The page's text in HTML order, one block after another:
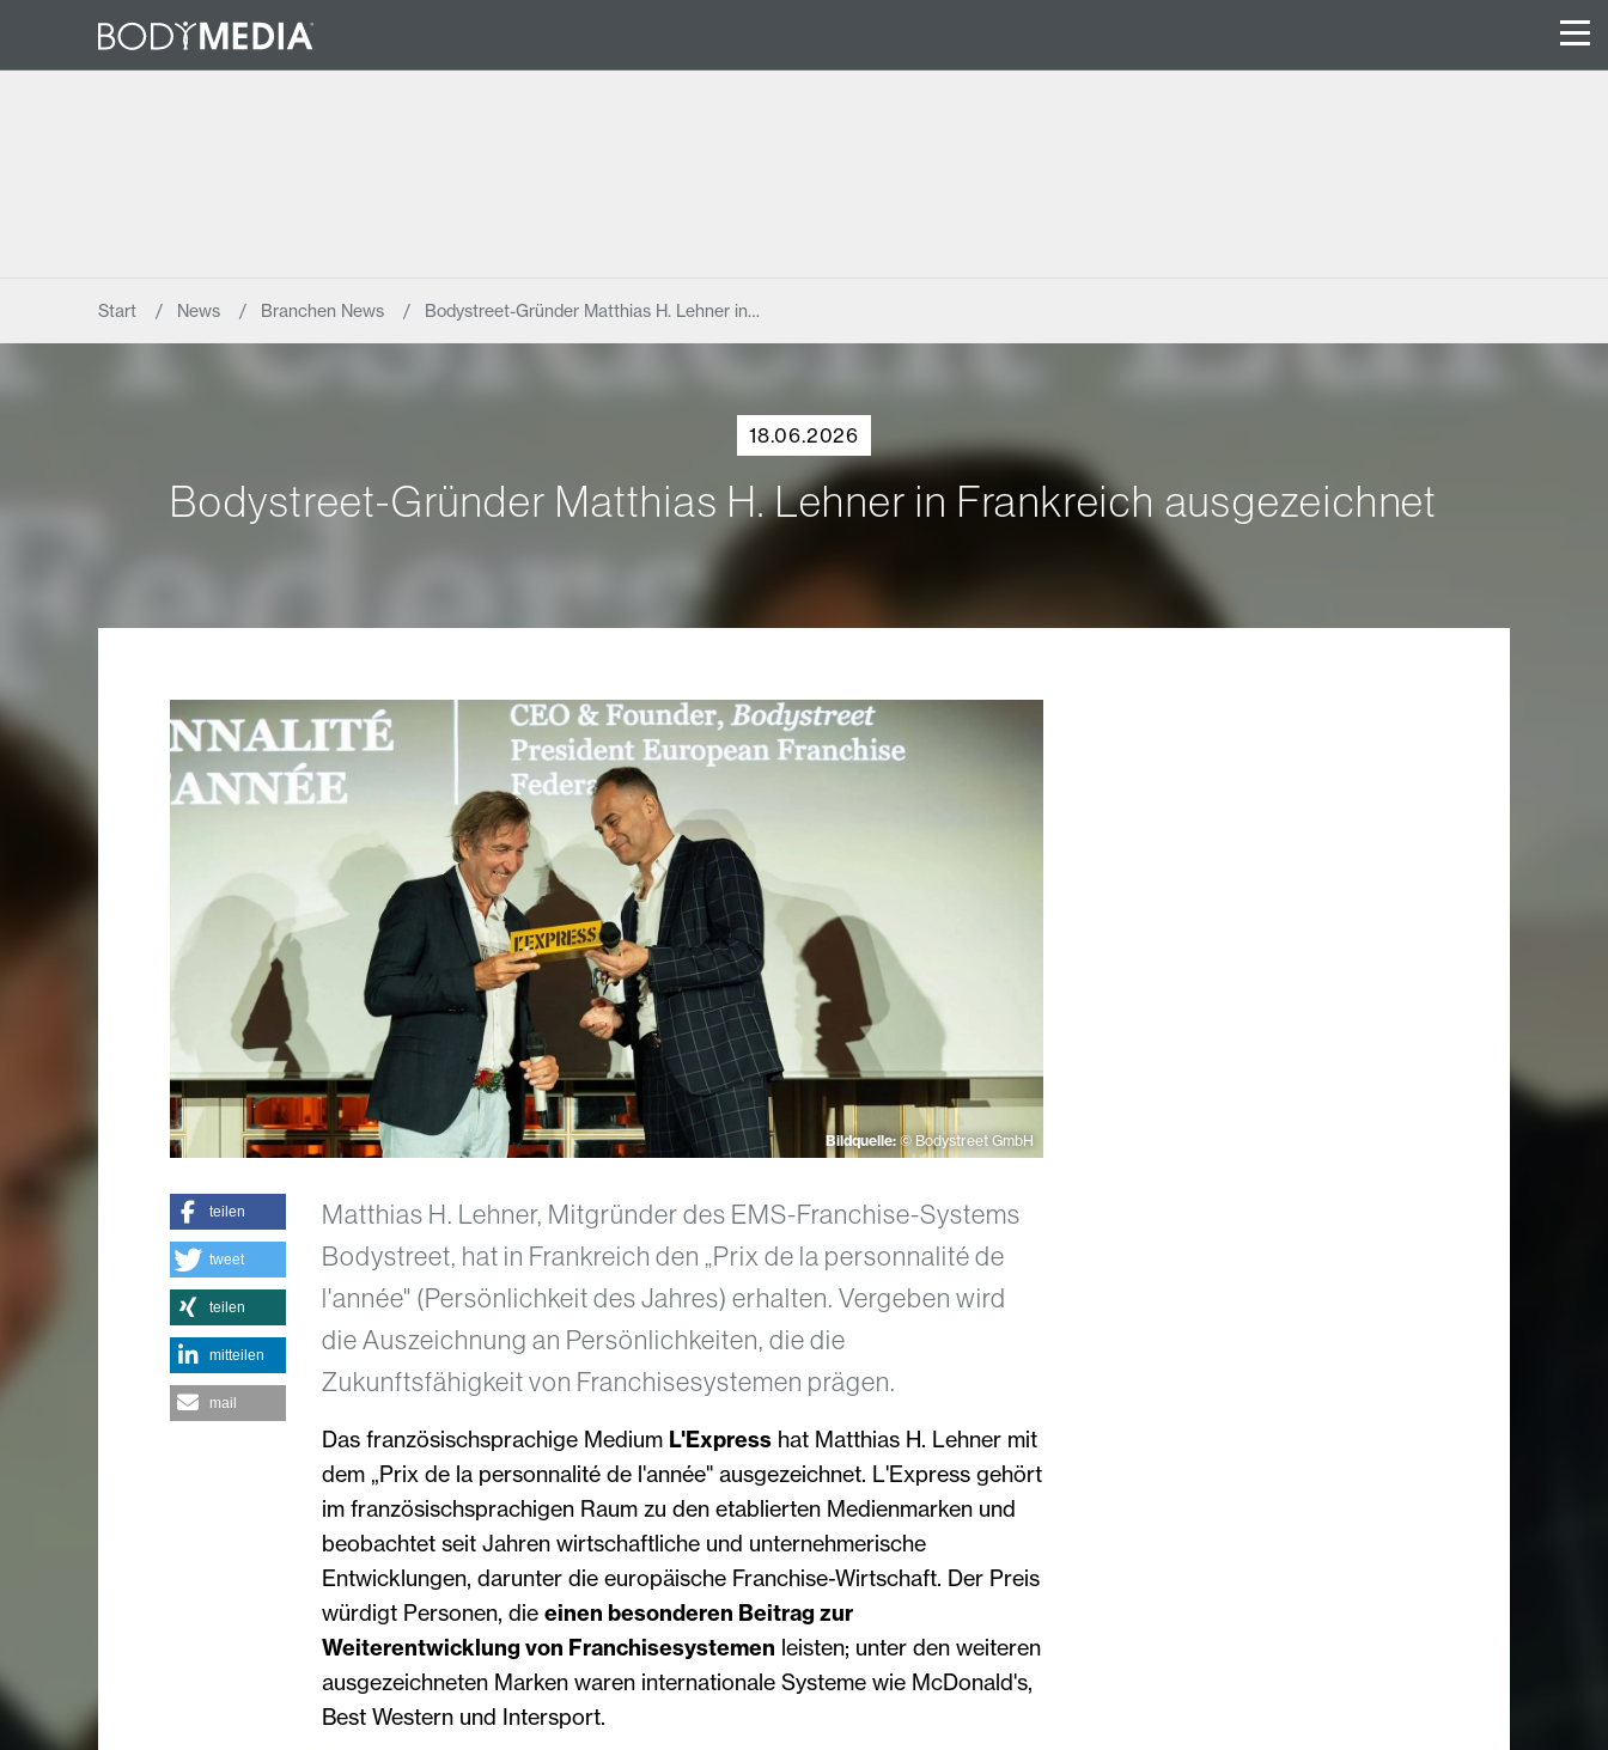
Start News Branchen News Bodystreet-Gründer Matthias H. Lehner in…
18.06.2026
Bodystreet-Gründer Matthias H. Lehner in Frankreich ausgezeichnet
Bildquelle: © Bodystreet GmbH
Matthias H. Lehner, Mitgründer des EMS-Franchise-Systems
Bodystreet, hat in Frankreich den „Prix de la personnalité de
l'année" (Persönlichkeit des Jahres) erhalten. Vergeben wird
die Auszeichnung an Persönlichkeiten, die die
Zukunftsfähigkeit von Franchisesystemen prägen.
Das französischsprachige Medium L'Expresshat Matthias H. Lehner mit
dem „Prix de la personnalité de l'année" ausgezeichnet. L'Express gehört
im französischsprachigen Raum zu den etablierten Medienmarken und
beobachtet seit Jahren wirtschaftliche und unternehmerische
Entwicklungen, darunter die europäische Franchise-Wirtschaft. Der Preis
würdigt Personen, die einen besonderen Beitrag zur
Weiterentwicklung von Franchisesystemen leisten; unter den weiteren
ausgezeichneten Marken waren internationale Systeme wie McDonald's,
Best Western und Intersport.
teilen
tweet
teilen
mitteilen
mail